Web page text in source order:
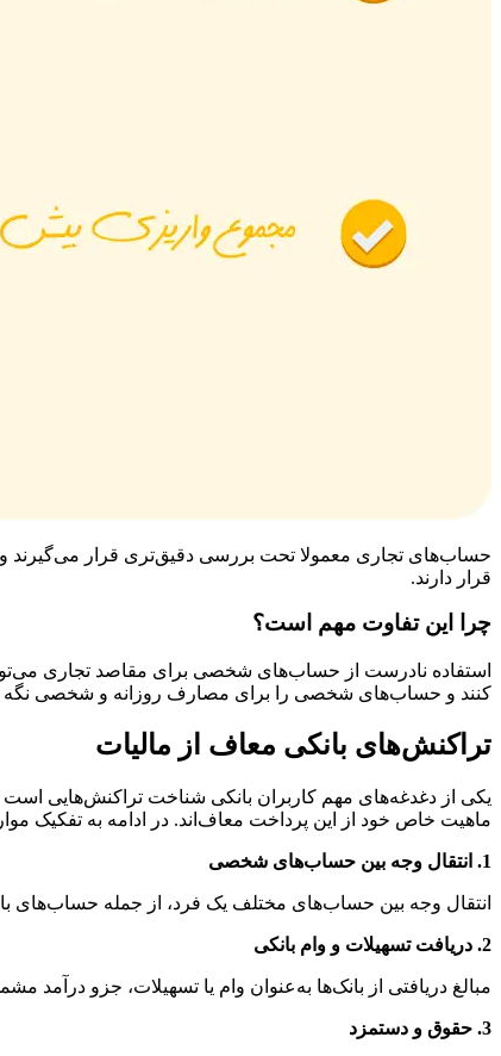
حساب‌های تجاری معمولا تحت بررسی دقیق‌تری قرار می‌گیرند
قرار دارند.
چرا این تفاوت مهم است؟
استفاده نادرست از حساب‌های شخصی برای مقاصد تجاری
کنند و حساب‌های شخصی را برای مصارف روزانه و شخصی نگه
تراکنش‌های بانکی معاف از مالیات
یکی از دغدغه‌های مهم کاربران بانکی شناخت تراکنش‌هایی
ماهیت خاص خود از این پرداخت معاف‌اند. در ادامه به تفکیک
1. انتقال وجه بین حساب‌های شخصی
انتقال وجه بین حساب‌های مختلف یک فرد، از جمله حساب‌های
2. دریافت تسهیلات و وام بانکی
مبالغ دریافتی از بانک‌ها به‌عنوان وام یا تسهیلات، جزو
3. حقوق و دستمزد